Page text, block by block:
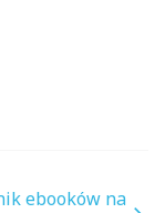
ebooków na